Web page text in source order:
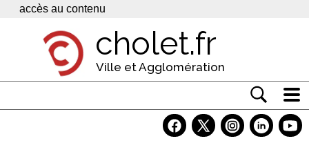
Panneau de gestion des cookies
accès au contenu
cholet.fr
Ville et Agglomération